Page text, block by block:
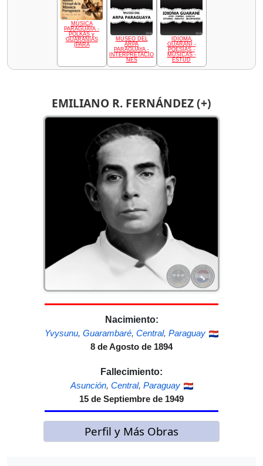
EMILIANO R. FERNÁNDEZ (+)
Nacimiento:
Yvysunu, Guarambaré, Central, Paraguay
8 de Agosto de 1894
Fallecimiento:
Asunción, Central, Paraguay
15 de Septiembre de 1949
Perfil y Más Obras
MÚSICA
PARAGUAYA -
POLKAS y
GUARANIAS
(PARA
MUSEO DEL
ARPA
PARAGUAYA -
INTERPRETACIO
NES
IDIOMA
GUARANÍ -
POESÍAS -
MÚSICAS -
ESTUD